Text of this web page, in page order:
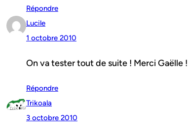
Répondre
Lucile
1 octobre 2010
On va tester tout de suite ! Merci Gaëlle !
Répondre
Trikoala
3 octobre 2010